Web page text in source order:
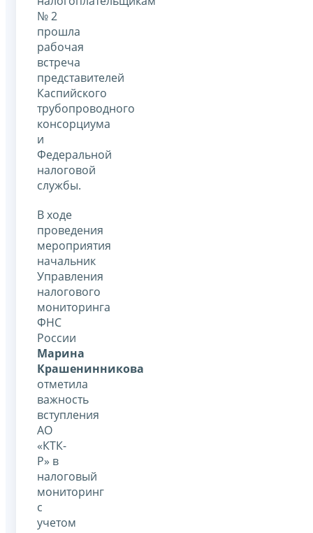
№ 2
прошла
рабочая
встреча
представителей
Каспийского
трубопроводного
консорциума
и
Федеральной
налоговой
службы.
В ходе
проведения
мероприятия
начальник
Управления
налогового
мониторинга
ФНС
России
Марина
Крашенинникова
отметила
важность
вступления
АО
«КТК-
Р» в
налоговый
мониторинг
с
учетом